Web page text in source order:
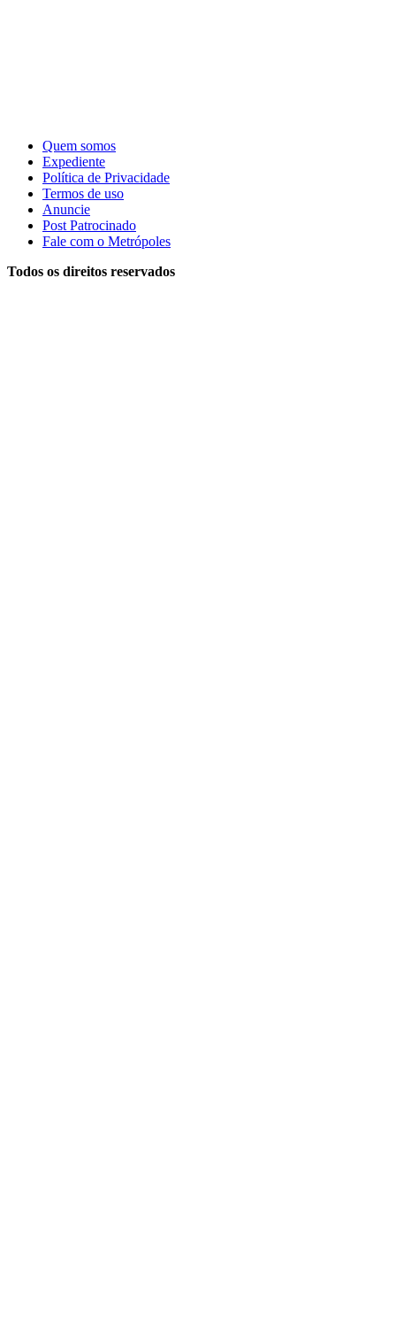
Quem somos
Expediente
Política de Privacidade
Termos de uso
Anuncie
Post Patrocinado
Fale com o Metrópoles
Todos os direitos reservados